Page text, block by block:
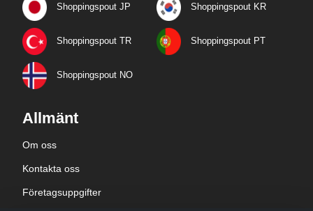
Shoppingspout JP Shoppingspout KR
Shoppingspout TR Shoppingspout PT
Shoppingspout NO
Allmänt
Om oss
Kontakta oss
Företagsuppgifter